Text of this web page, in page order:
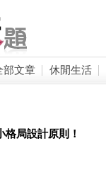
部文章 休閒生活
局設計原則！